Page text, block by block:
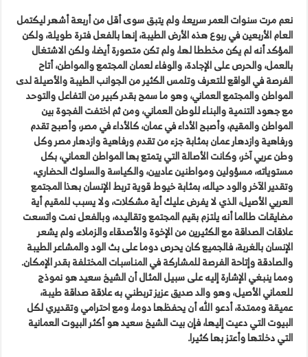
نعم مرت سنوات العمر سريعا، ولم يتبق سوى أقل من أربعة أشهر ليكتمل
العام الأربعين في ربوع هذه الأرض الطيبة، إنها بالفعل فترة طويلة، ولكن
المؤكد أنه لم يكن مخططا لها، ولم تكن متصورة أيضا، ولكن الاشتغال
بالعمل، والحرص على الإجادة، والوفاء لعمان المجتمع والمواطن، أتاح
الفرصة في الواقع للتعرف وتلمس الكثير من الجوانب الطيبة والأصيلة لدى
المواطن والمجتمع العماني، وهو ما سمح بقدر كبير من التفاعل والتوحد
مع جهود التنمية والبناء للوطن العماني، ومن ثم اختفت الفجوة بين
المواطن والمقيم، وأصبح الأداء في عمان، كالأداء في مصر، وأصبح تقدم
ورفاهية وازدهار عمان بمثابة جزء من تقدم ورفاهية وازدهار مصر وكل
وطن عربي آخر، وكانت الأصالة التي يتمتع بها المواطن العماني، بكل
مستوياته، مسؤولين ومواطنين عاديين، والكياسة والسلوك الحضاري،
وتقدير الآخر والود حياله، بمثابة خيوط قوية تربط الإنسان بهذا المجتمع
العربي الأصيل، الذي لا يفرض عليك أية مشكلات، ولا يسبب للمقيم أية
مضايقات طالما أنه يلتزم بقيم المجتمع وتقاليده، وبالفعل نمت واتسعت
علاقات الصداقة مع الكثيرين من الإخوة والأصدقاء والزملاء، ولم يشعر
الإنسان بالغربة، فالجميع كان يحرص دوما على بث الود والمشاعر الطيبة
والصادقة وإتاحة الفرصة للمشاركة في المناسبات المختلفة بقدر الإمكان.
ومما ينبغي الإشارة إليه على سبيل المثال أن الشيخ سعيد هو نموذج
للعماني الأصيل، وهو والد صديق عزيز تربطني به علاقة صداقة طيبة،
عميقة وممتدة، أدعو الله أن يحفظها دوما، ومع احترامي وتقديري لكل
البيوت التي دعيت إليها، فإن بيت الشيخ سعيد هو أكثر البيوت العمانية
التي دخلتها وأعتز بها كثيرا.